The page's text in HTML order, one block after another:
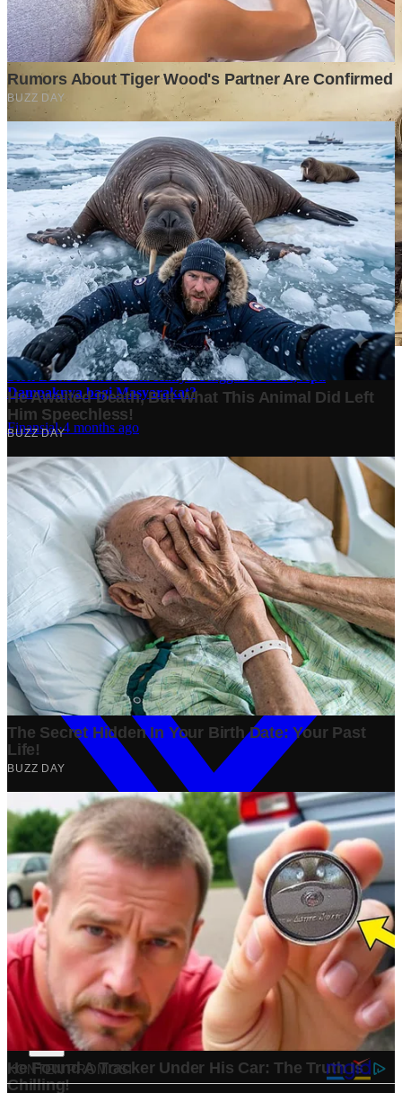
Stok BBM di Indonesia Hanya Tinggal 21 Hari, Apa
Dampaknya bagi Masyarakat?
Finansial·4 months ago
10 Makam Wali di Banten: Tempat Suci yang Memancarkan
Spiritualitas dan Sejarah
Tech 2 years ago
Analisis Bisnis Kopi Kenangan vs Point Coffee: Persaingan
dalam Industri Kopi Indonesia
Bisnis
1 year ago
Share: